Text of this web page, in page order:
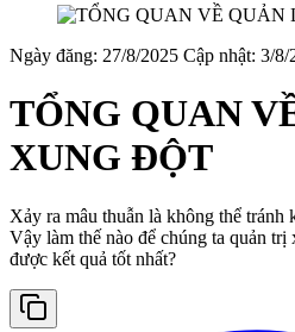
Ngày đăng: 27/8/2025 Cập nhật: 3/8/
TỔNG QUAN
XUNG ĐỘT
Xảy ra mâu thuẫn là không thể
Vậy làm thế nào để chúng ta quản trị
được kết quả tốt nhất?